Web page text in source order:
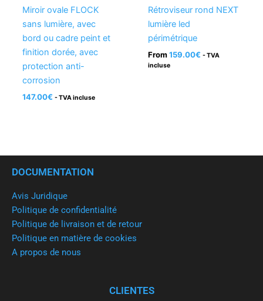
Miroir ovale FLOCK
sans lumière, avec
bord ou cadre peint et
finition dorée, avec
protection anti-
corrosion
147.00€ - TVA incluse
Rétroviseur rond NEXT
lumière led
périmétrique
From 159.00€ - TVA
incluse
DOCUMENTATION
Avis Juridique
Politique de confidentialité
Politique de livraison et de retour
Politique en matière de cookies
A propos de nous
CLIENTES